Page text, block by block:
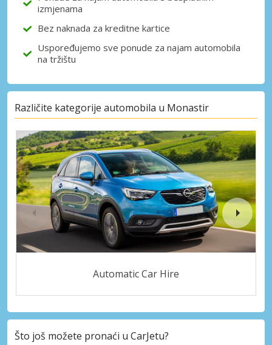
izmjenama
Bez naknada za kreditne kartice
Uspoređujemo sve ponude za najam automobila
na tržištu
Različite kategorije automobila u Monastir
Automatic Car Hire
Što još možete pronaći u CarJetu?